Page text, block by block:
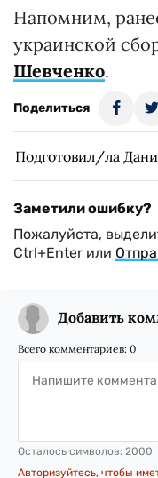
Напомним,
украинской
Шевченко.
Поделиться
Подготовил/ла
Заметили ошибку?
Пожалуйста,
Ctrl+Enter или
Добавить
Всего комментариев: 0
Осталось символов: 2000
Авторизуйтесь, чтобы